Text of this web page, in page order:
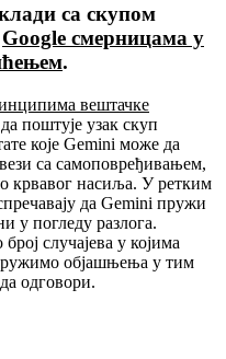
са скупом
Google смерницама у
.
вештачке
поштује узак скуп
које Gemini може да
са самоповређивањем,
крвавог насиља. У ретким
да Gemini пружи
у погледу разлога.
случајева у којима
објашњења у тим
одговори.